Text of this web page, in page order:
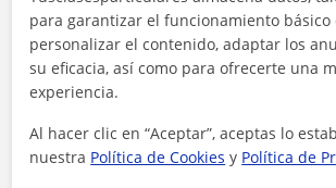
Contactar ahora
para garantizar el funcionamiento básico
personalizar el contenido, adaptar los
su eficacia, así como para ofrecerte una
experiencia.
Al hacer clic en “Aceptar”, aceptas lo
nuestra Política de Cookies y Política de